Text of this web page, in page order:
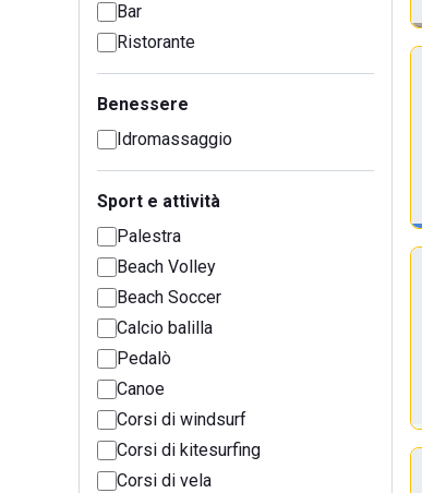
Bar
Ristorante
Benessere
Idromassaggio
Sport e attività
Palestra
Beach Volley
Beach Soccer
Calcio balilla
Pedalò
Canoe
Corsi di windsurf
Corsi di kitesurfing
Corsi di vela